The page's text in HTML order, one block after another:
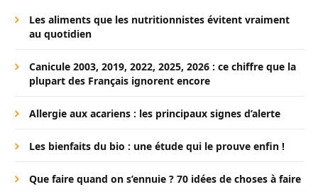
Les aliments que les nutritionnistes évitent vraiment
au quotidien
Canicule 2003, 2019, 2022, 2025, 2026 : ce chiffre que la
plupart des Français ignorent encore
Allergie aux acariens : les principaux signes d’alerte
Les bienfaits du bio : une étude qui le prouve enfin !
Que faire quand on s’ennuie ? 70 idées de choses à faire